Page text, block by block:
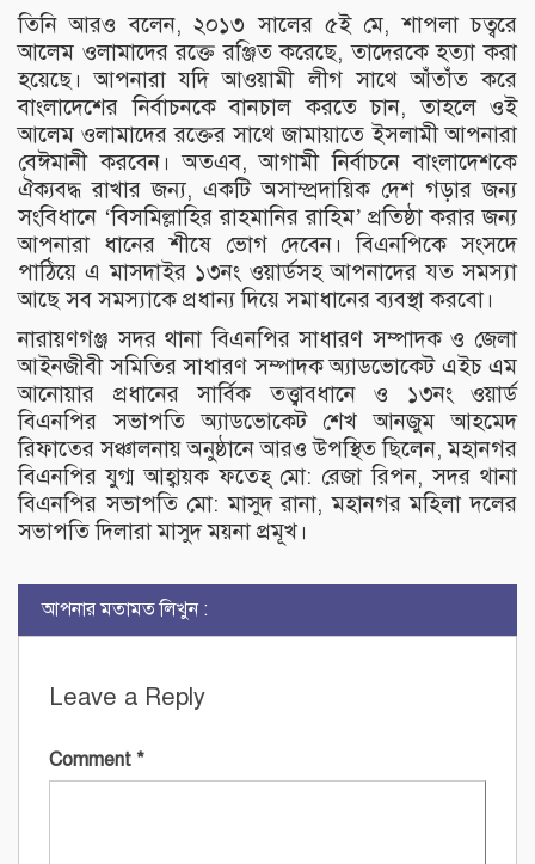
তিনি আরও বলেন, ২০১৩ সালের ৫ই মে, শাপলা চত্বরে
আলেম ওলামাদের রক্তে রঞ্জিত করেছে, তাদেরকে হত্যা করা
হয়েছে। আপনারা যদি আওয়ামী লীগ সাথে আঁতাঁত করে
বাংলাদেশের নির্বাচনকে বানচাল করতে চান, তাহলে ওই
আলেম ওলামাদের রক্তের সাথে জামায়াতে ইসলামী আপনারা
বেঈমানী করবেন। অতএব, আগামী নির্বাচনে বাংলাদেশকে
ঐক্যবদ্ধ রাখার জন্য, একটি অসাম্প্রদায়িক দেশ গড়ার জন্য
সংবিধানে ‘বিসমিল্লাহির রাহমানির রাহিম’ প্রতিষ্ঠা করার জন্য
আপনারা ধানের শীষে ভোগ দেবেন। বিএনপিকে সংসদে
পাঠিয়ে এ মাসদাইর ১৩নং ওয়ার্ডসহ আপনাদের যত সমস্যা
আছে সব সমস্যাকে প্রধান্য দিয়ে সমাধানের ব্যবস্থা করবো।
নারায়ণগঞ্জ সদর থানা বিএনপির সাধারণ সম্পাদক ও জেলা
আইনজীবী সমিতির সাধারণ সম্পাদক অ্যাডভোকেট এইচ এম
আনোয়ার প্রধানের সার্বিক তত্ত্বাবধানে ও ১৩নং ওয়ার্ড
বিএনপির সভাপতি অ্যাডভোকেট শেখ আনজুম আহমেদ
রিফাতের সঞ্চালনায় অনুষ্ঠানে আরও উপস্থিত ছিলেন, মহানগর
বিএনপির যুগ্ম আহ্বায়ক ফতেহ্ মো: রেজা রিপন, সদর থানা
বিএনপির সভাপতি মো: মাসুদ রানা, মহানগর মহিলা দলের
সভাপতি দিলারা মাসুদ ময়না প্রমূখ।
আপনার মতামত লিখুন :
Leave a Reply
Comment *